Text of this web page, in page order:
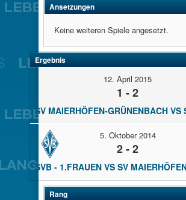
Ansetzungen
Keine weiteren Spiele angesetzt.
Ergebnis
12. April 2015
1 - 2
5. Oktober 2014
2 - 2
Rang